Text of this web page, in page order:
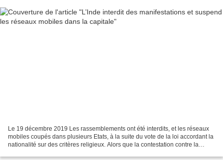
Le 19 décembre 2019 Les rassemblements ont été interdits, et les réseaux
mobiles coupés dans plusieurs Etats, à la suite du vote de la loi accordant la
nationalité sur des critères religieux. Alors que la contestation contre la